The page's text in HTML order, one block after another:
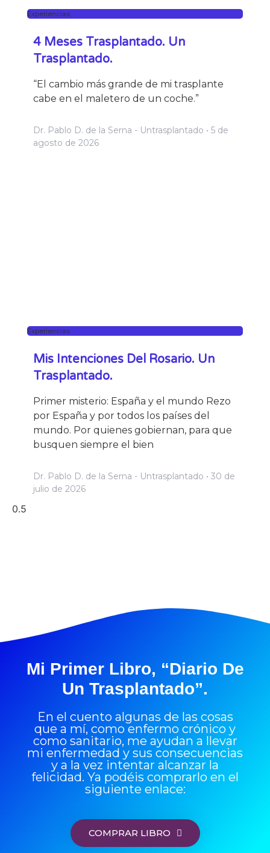
Experiencias
4 Meses Trasplantado. Un
Trasplantado.
“El cambio más grande de mi trasplante
cabe en el maletero de un coche.”
Dr. Pablo D. de la Serna - Untrasplantado
5 de
agosto de 2026
Experiencias
Mis Intenciones Del Rosario. Un
Trasplantado.
Primer misterio: España y el mundo Rezo
por España y por todos los países del
mundo. Por quienes gobiernan, para que
busquen siempre el bien
Dr. Pablo D. de la Serna - Untrasplantado
30 de
julio de 2026
Mi Primer Libro, “Diario De
Un Trasplantado”.
En el cuento algunas de las cosas
que a mí, como enfermo crónico y
como sanitario, me ayudan a llevar
mi enfermedad y sus consecuencias
y a la vez intentar alcanzar la
felicidad. Ya podéis comprarlo en el
siguiente enlace:
COMPRAR LIBRO